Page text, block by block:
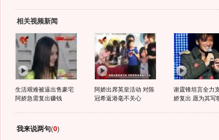
相关视频新闻
生活艰难被逼出售豪宅
阿娇急需复出赚钱
阿娇出席英皇活动 对陈
冠希返港毫不关心
谢霆锋坦言全力
娇复出 愿为其写
我来说两句(0)